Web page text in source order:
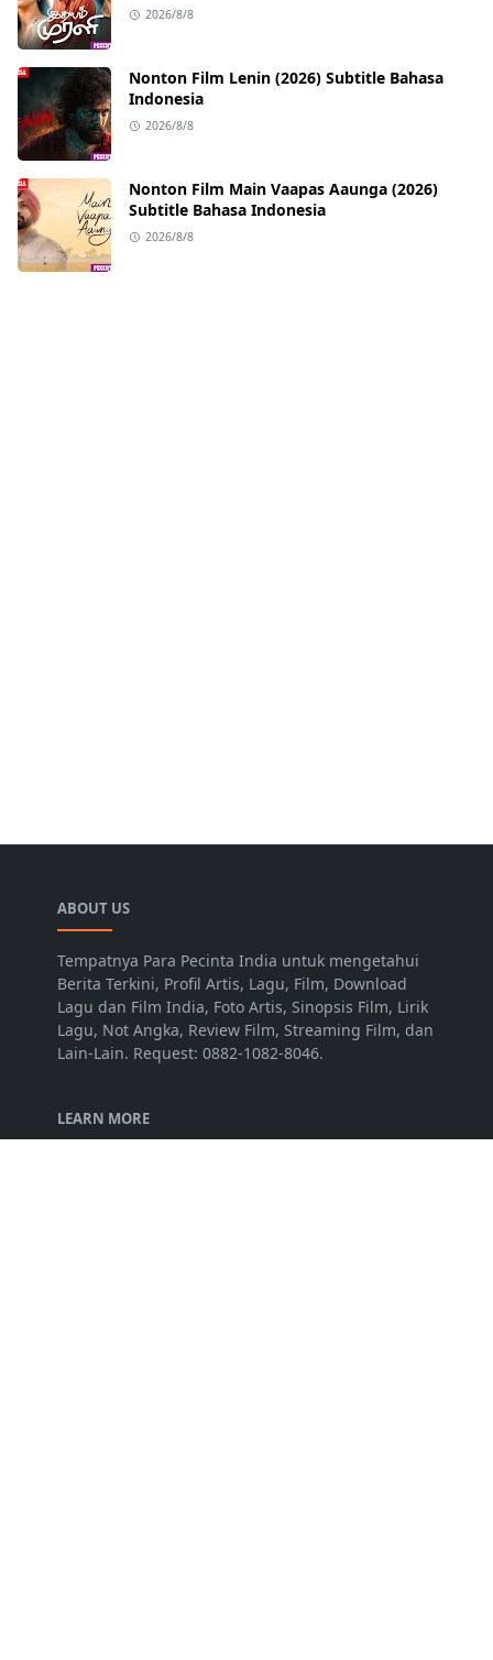
2026/8/8
Nonton Film Lenin (2026) Subtitle Bahasa
Indonesia
2026/8/8
Nonton Film Main Vaapas Aaunga (2026)
Subtitle Bahasa Indonesia
2026/8/8
ABOUT US
Tempatnya Para Pecinta India untuk mengetahui
Berita Terkini, Profil Artis, Lagu, Film, Download
Lagu dan Film India, Foto Artis, Sinopsis Film, Lirik
Lagu, Not Angka, Review Film, Streaming Film, dan
Lain-Lain. Request: 0882-1082-8046.
LEARN MORE